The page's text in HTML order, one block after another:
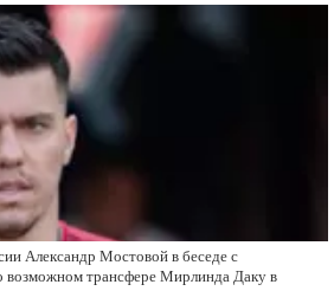
Александр Мостовой в беседе с
возможном трансфере Мирлинда Даку в